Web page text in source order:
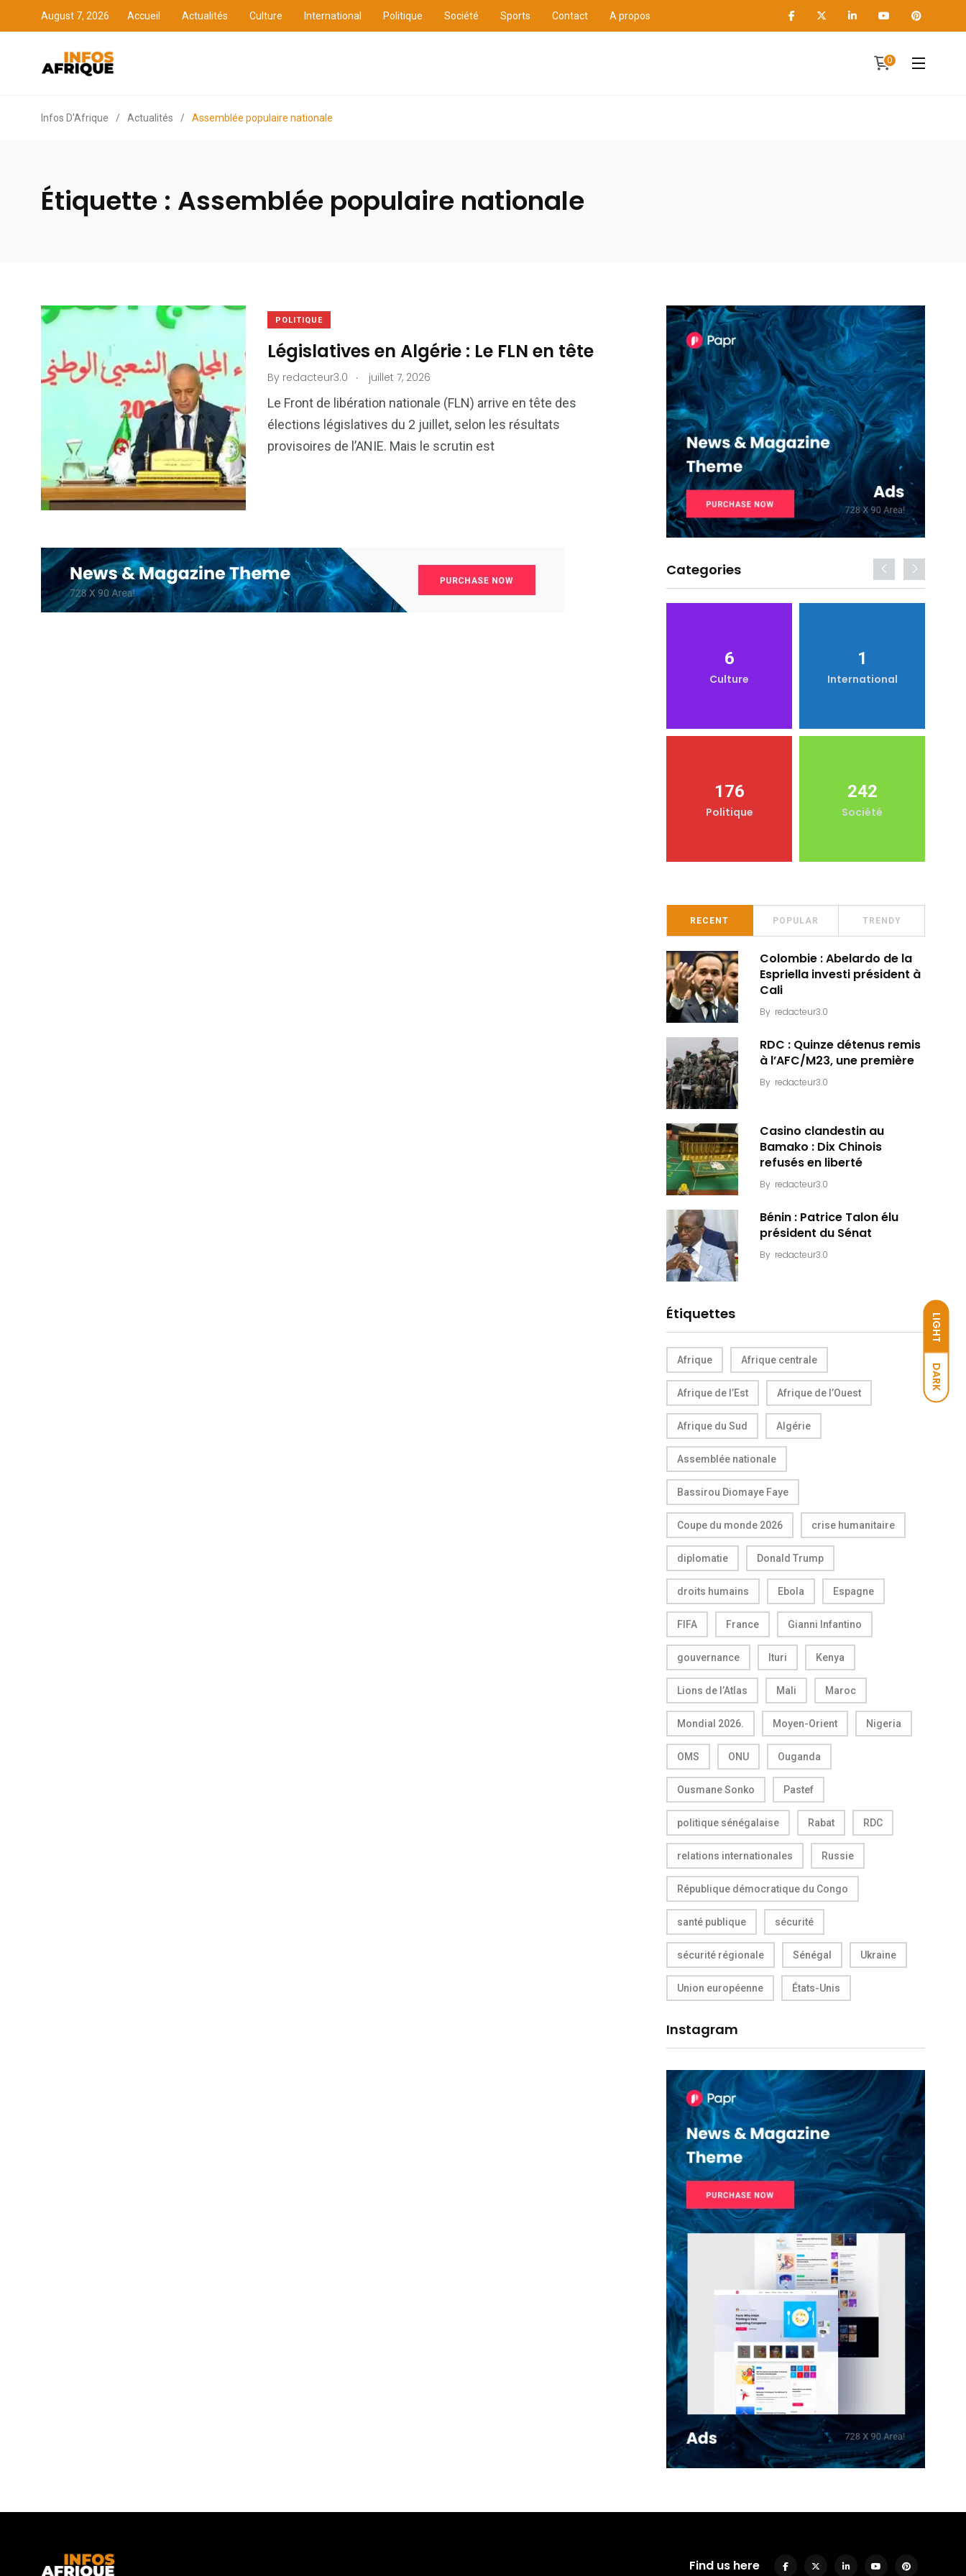
LIGHT
DARK
August 7, 2026 Accueil Actualités Culture International Politique Société Sports Contact A propos
0
Infos D'Afrique / Actualités / Assemblée populaire nationale
Étiquette : Assemblée populaire nationale
POLITIQUE
Législatives en Algérie : Le FLN en tête
By redacteur3.0 . juillet 7, 2026
Le Front de libération nationale (FLN) arrive en tête des
élections législatives du 2 juillet, selon les résultats
provisoires de l’ANIE. Mais le scrutin est
Categories
6
Culture
1
International
176
Politique
242
Société
RECENT POPULAR TRENDY
Colombie : Abelardo de la
Espriella investi président à
Cali
By redacteur3.0
RDC : Quinze détenus remis
à l’AFC/M23, une première
By redacteur3.0
Casino clandestin au
Bamako : Dix Chinois
refusés en liberté
By redacteur3.0
Bénin : Patrice Talon élu
président du Sénat
By redacteur3.0
Étiquettes
Afrique Afrique centrale
Afrique de l’Est Afrique de l’Ouest
Afrique du Sud Algérie
Assemblée nationale
Bassirou Diomaye Faye
Coupe du monde 2026 crise humanitaire
diplomatie Donald Trump
droits humains Ebola Espagne
FIFA France Gianni Infantino
gouvernance Ituri Kenya
Lions de l’Atlas Mali Maroc
Mondial 2026. Moyen-Orient Nigeria
OMS ONU Ouganda
Ousmane Sonko Pastef
politique sénégalaise Rabat RDC
relations internationales Russie
République démocratique du Congo
santé publique sécurité
sécurité régionale Sénégal Ukraine
Union européenne États-Unis
Instagram
Find us here